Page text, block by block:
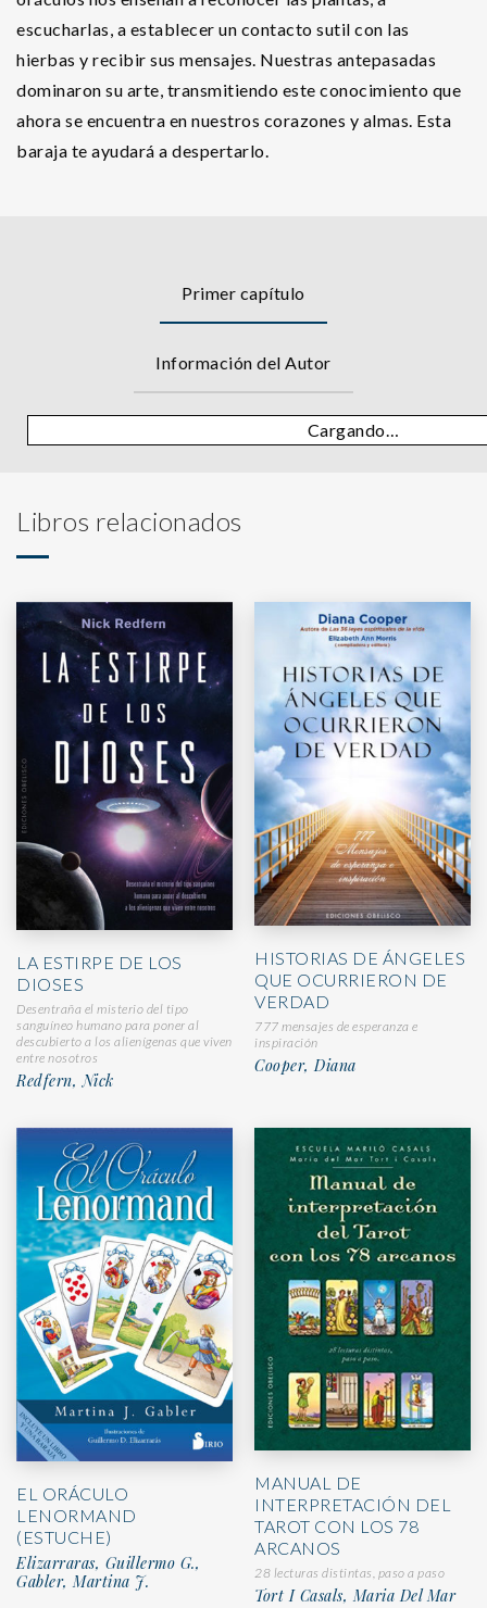
escucharlas, a establecer un contacto sutil con las
hierbas y recibir sus mensajes. Nuestras antepasadas
dominaron su arte, transmitiendo este conocimiento que
ahora se encuentra en nuestros corazones y almas. Esta
baraja te ayudará a despertarlo.
Primer capítulo
Información del Autor
Cargando…
Libros relacionados
LA ESTIRPE DE LOS
DIOSES
Desentraña el misterio del tipo
sanguíneo humano para poner al
descubierto a los alienígenas que viven
entre nosotros
Redfern, Nick
HISTORIAS DE ÁNGELES
QUE OCURRIERON DE
VERDAD
777 mensajes de esperanza e
inspiración
Cooper, Diana
EL ORÁCULO
LENORMAND
(ESTUCHE)
Elizarraras, Guillermo G.,
Gabler, Martina J.
MANUAL DE
INTERPRETACIÓN DEL
TAROT CON LOS 78
ARCANOS
28 lecturas distintas, paso a paso
Tort I Casals, Maria Del Mar